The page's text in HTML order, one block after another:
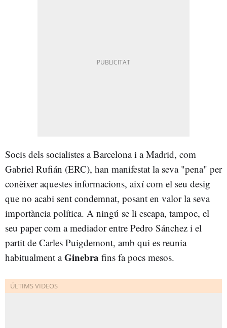
Socis dels socialistes a Barcelona i a Madrid, com
Gabriel Rufián (ERC), han manifestat la seva "pena" per
conèixer aquestes informacions, així com el seu desig
que no acabi sent condemnat, posant en valor la seva
importància política. A ningú se li escapa, tampoc, el
seu paper com a mediador entre Pedro Sánchez i el
partit de Carles Puigdemont, amb qui es reunia
habitualment aGinebra fins fa pocs mesos.